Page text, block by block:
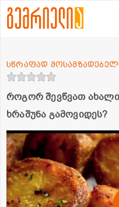
როგორ შევწვათ
ხრაშუნა გამოვიდეს?
სწრაფად